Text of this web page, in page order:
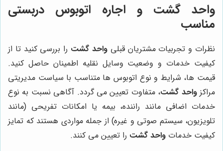
واحد گشت و اجاره اتوبوس دربستی
مناسب
نظرات و تجربیات مشتریان قبلیواحد گشت را بررسی کنید تا از
کیفیت خدمات و وضعیت وسایل نقلیه اطمینان حاصل کنید.
قیمت ها، شرایط و نوع اتوبوس ها متناسب با سیاست مدیریتی
مراکزواحد گشت، متفاوت تعیین می گردد. آگاهی نسبت به نوع
خدمات اضافی مانند راننده، بیمه یا امکانات تفریحی (مانند
تلویزیون، سیستم صوتی و غیره) از جمله مواردی هستند که تمایز
کیفیت خدمات واحد گشت را تعیین می کنند.